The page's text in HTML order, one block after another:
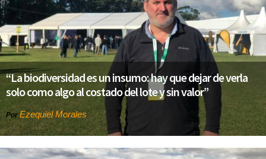
“La biodiversidad es un insumo: hay que dejar de verla
solo como algo al costado del lote y sin valor”
PorEzequiel Morales